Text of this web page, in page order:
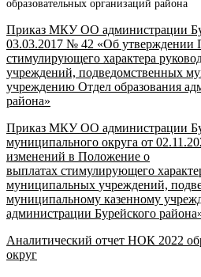
образовательных организаций района
Приказ МКУ ОО администрации
03.03.2017 № 42 «Об утверждении
стимулирующего характера
учреждений, подведомственных
учреждению Отдел образования
района»
Приказ МКУ ОО администрации
муниципального округа от
изменений в Положение о
выплатах стимулирующего
муниципальных учреждений,
муниципальному казенному
администрации Бурейского
Аналитический отчет НОК 2022
округ